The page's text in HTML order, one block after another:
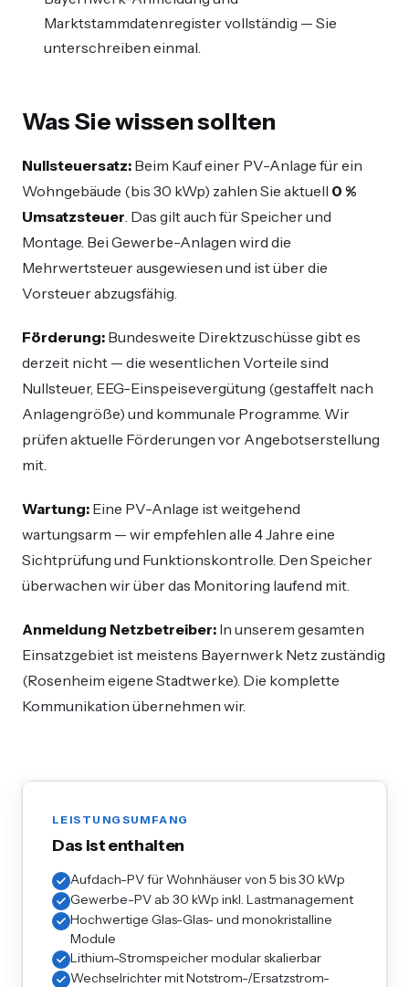
Marktstammdatenregister vollständig — Sie
unterschreiben einmal.
Was Sie wissen sollten
Nullsteuersatz: Beim Kauf einer PV-Anlage für ein
Wohngebäude (bis 30 kWp) zahlen Sie aktuell 0 %
Umsatzsteuer. Das gilt auch für Speicher und
Montage. Bei Gewerbe-Anlagen wird die
Mehrwertsteuer ausgewiesen und ist über die
Vorsteuer abzugsfähig.
Förderung: Bundesweite Direktzuschüsse gibt es
derzeit nicht — die wesentlichen Vorteile sind
Nullsteuer, EEG-Einspeisevergütung (gestaffelt nach
Anlagengröße) und kommunale Programme. Wir
prüfen aktuelle Förderungen vor Angebotserstellung
mit.
Wartung: Eine PV-Anlage ist weitgehend
wartungsarm — wir empfehlen alle 4 Jahre eine
Sichtprüfung und Funktionskontrolle. Den Speicher
überwachen wir über das Monitoring laufend mit.
Anmeldung Netzbetreiber: In unserem gesamten
Einsatzgebiet ist meistens Bayernwerk Netz zuständig
(Rosenheim eigene Stadtwerke). Die komplette
Kommunikation übernehmen wir.
LEISTUNGSUMFANG
Das ist enthalten
Aufdach-PV für Wohnhäuser von 5 bis 30 kWp
Gewerbe-PV ab 30 kWp inkl. Lastmanagement
Hochwertige Glas-Glas- und monokristalline
Module
Lithium-Stromspeicher modular skalierbar
Wechselrichter mit Notstrom-/Ersatzstrom-